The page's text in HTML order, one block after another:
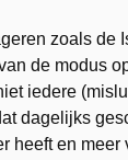
zoals de
de modus
iedere
dagelijks
heeft en meer